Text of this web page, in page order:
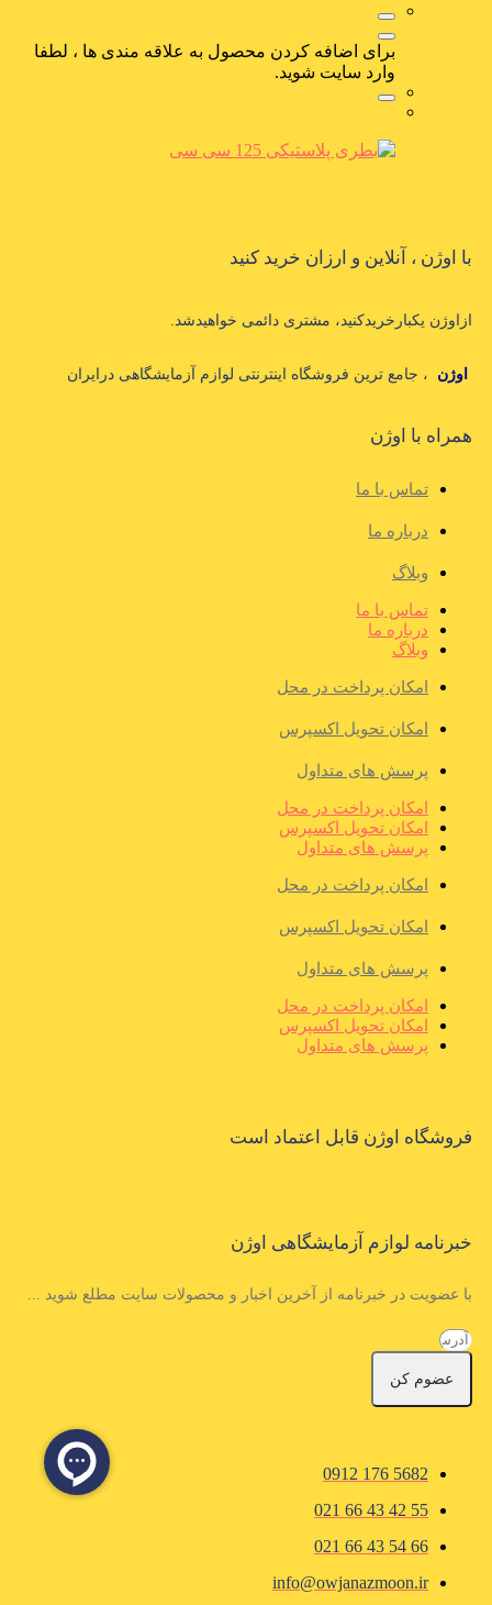
برای اضافه کردن محصول به علاقه مندی ها ، لطفا
وارد سایت شوید.
با اوژن ، آنلاین و ارزان خرید کنید
ازاوژن یکبارخریدکنید، مشتری دائمی خواهیدشد.
اوژن ، جامع ترین فروشگاه اینترنتی لوازم آزمایشگاهی درایران
همراه با اوژن
تماس با ما
درباره ما
وبلاگ
تماس با ما
درباره ما
وبلاگ
امکان پرداخت در محل
امکان تحویل اکسپرس
پرسش های متداول
امکان پرداخت در محل
امکان تحویل اکسپرس
پرسش های متداول
امکان پرداخت در محل
امکان تحویل اکسپرس
پرسش های متداول
امکان پرداخت در محل
امکان تحویل اکسپرس
پرسش های متداول
فروشگاه اوژن قابل اعتماد است
خبرنامه لوازم آزمایشگاهی اوژن
با عضویت در خبرنامه از آخرین اخبار و محصولات سایت مطلع شوید ...
عضوم کن
5682 176 0912
55 42 43 66 021
66 54 43 66 021
info@owjanazmoon.ir